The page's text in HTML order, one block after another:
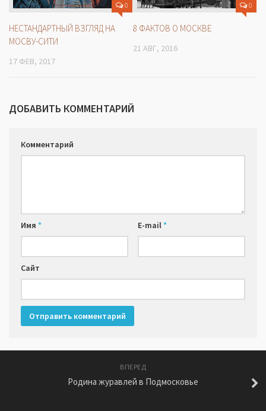
0
НЕСТАНДАРТНЫЙ ВЗГЛЯД НА
МОСВУ-СИТИ
17 ФЕВ, 2017
0
8 ФАКТОВ О МОСКВЕ
21 АВГ, 2016
ДОБАВИТЬ КОММЕНТАРИЙ
Комментарий
Имя * E-mail*
Сайт
ВПЕРЕД
Родина журавлей в Подмосковье